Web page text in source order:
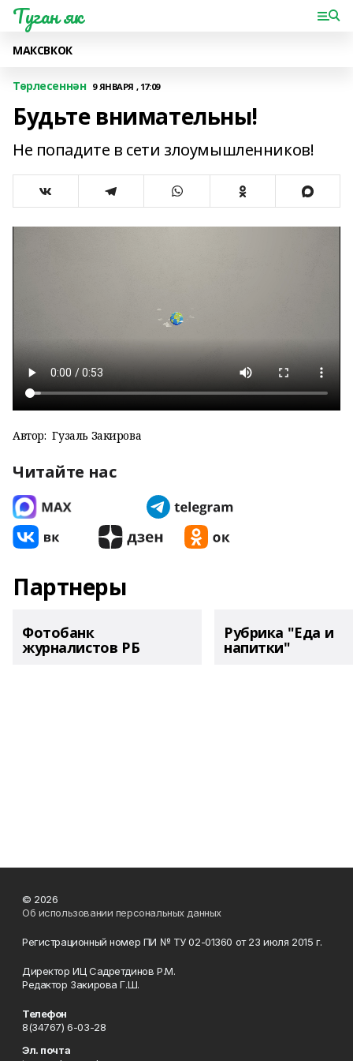
Туган як
МАКСВКОК
Төрлесеннән 9 ЯНВАРЯ , 17:09
Будьте внимательны!
Не попадите в сети злоумышленников!
Автор: Гузаль Закирова
Читайте нас
Партнеры
Фотобанк
журналистов РБ
Рубрика "Еда и
напитки"
© 2026
Об использовании персональных данных
Регистрационный номер ПИ № ТУ 02-01360 от 23 июля 2015 г.
Директор ИЦ Садретдинов Р.М.
Редактор Закирова Г.Ш.
Телефон
8(34767) 6-03-28
Эл. почта